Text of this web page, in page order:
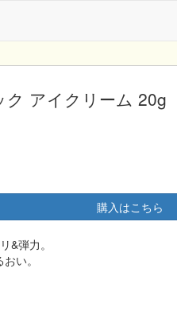
ク アイクリーム 20g
購入はこちら
&弾力。
い。